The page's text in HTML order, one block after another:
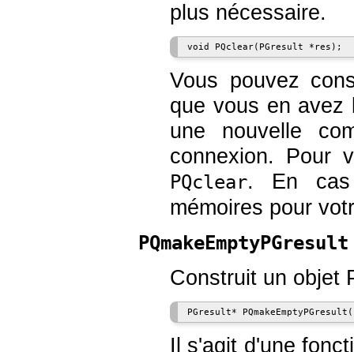
plus nécessaire.
Vous pouvez
que vous en avez
une nouvelle
connexion. Pour
PQclear. En cas
mémoires pour
PQmakeEmptyPGresult
Construit un objet
Il s'agit d'une